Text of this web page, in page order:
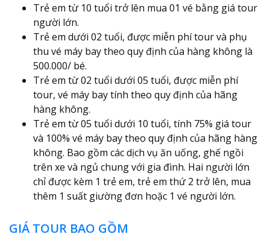
Trẻ em từ 10 tuổi trở lên mua 01 vé bằng giá tour
người lớn.
Trẻ em dưới 02 tuổi, được miễn phí tour và phụ
thu vé máy bay theo quy định của hàng không là
500.000/ bé.
Trẻ em từ 02 tuổi dưới 05 tuổi, được miễn phí
tour, vé máy bay tính theo quy định của hãng
hàng không.
Trẻ em từ 05 tuổi dưới 10 tuổi, tính 75% giá tour
và 100% vé máy bay theo quy định của hãng hàng
không. Bao gồm các dịch vụ ăn uống, ghế ngồi
trên xe và ngủ chung với gia đình. Hai người lớn
chỉ được kèm 1 trẻ em, trẻ em thứ 2 trở lên, mua
thêm 1 suất giường đơn hoặc 1 vé người lớn.
GIÁ TOUR BAO GỒM